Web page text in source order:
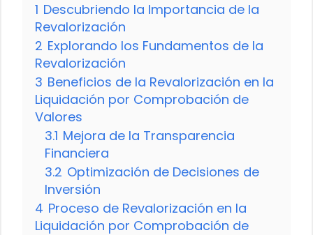
1 Descubriendo la Importancia de la
Revalorización
2 Explorando los Fundamentos de la
Revalorización
3 Beneficios de la Revalorización en la
Liquidación por Comprobación de
Valores
3.1 Mejora de la Transparencia
Financiera
3.2 Optimización de Decisiones de
Inversión
4 Proceso de Revalorización en la
Liquidación por Comprobación de